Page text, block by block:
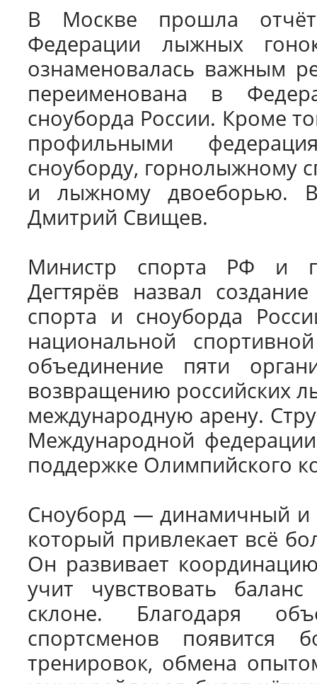
В Москве прошла
Федерации лыжных
ознаменовалась важным
переименована в
сноуборда России. Кроме
профильными
сноуборду, горнолыжному
и лыжному двоеборью.
Дмитрий Свищев.
Министр спорта РФ и
Дегтярёв назвал
спорта и сноуборда
национальной
объединение пяти
возвращению российских
международную арену.
Международной
поддержке Олимпийского
Сноуборд — динамичный и
который привлекает всё
Он развивает
учит чувствовать
склоне. Благодаря
спортсменов появится
тренировок, обмена